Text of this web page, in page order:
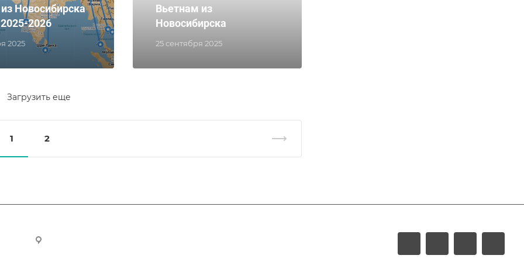
2025
Новосибирска
2026
25 сентября 2025
Вьетнам из
Новосибирска
Загрузить еще
1 2